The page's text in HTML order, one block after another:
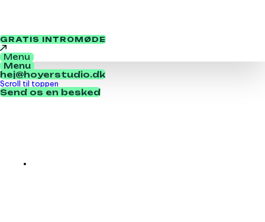
GRATIS INTROMØDE
Menu
Menu
hej@hoyerstudio.dk
Scroll til toppen
Send os en besked